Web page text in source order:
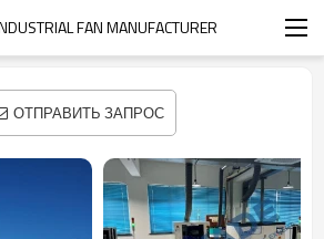
FAN MANUFACTURER
ОТПРАВИТЬ ЗАПРОС